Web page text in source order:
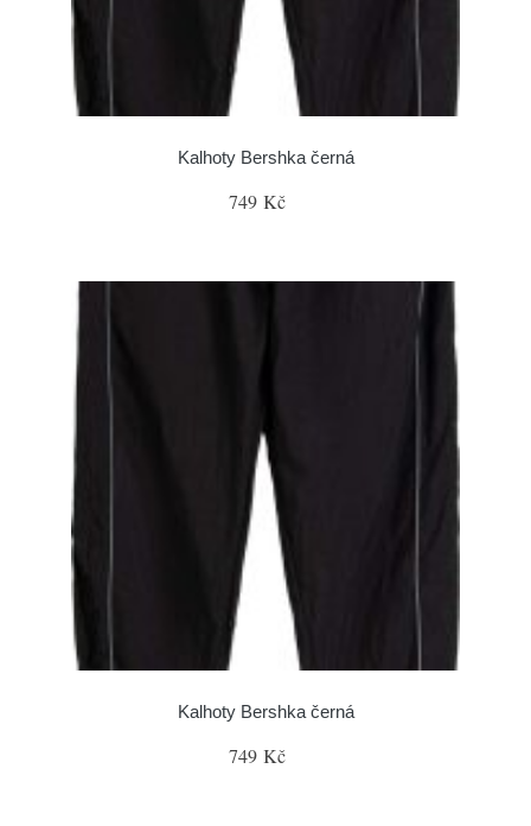
Kalhoty Bershka černá
749 Kč
Kalhoty Bershka černá
749 Kč